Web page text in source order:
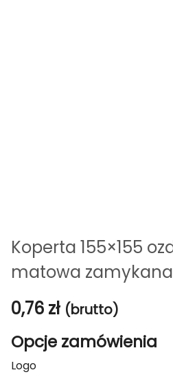
Koperta 155×155
matowa
0,76 zł (brutto)
Opcje zamówienia
Logo